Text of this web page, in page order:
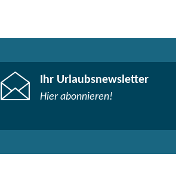
Ihr Urlaubsnewsletter
Hier abonnieren!